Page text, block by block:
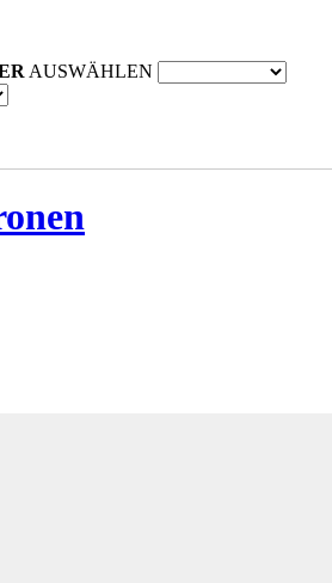
AUSWÄHLEN